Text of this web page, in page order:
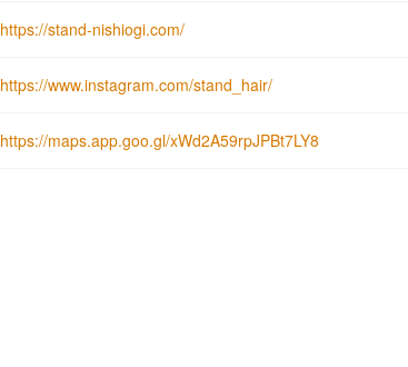
https://stand-nishiogi.com/
https://www.instagram.com/stand_hair/
https://maps.app.goo.gl/xWd2A59rpJPBt7LY8